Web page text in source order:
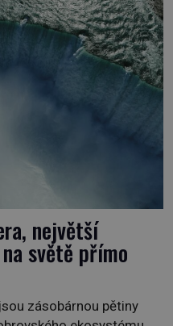
Uznávaná
prozkoumat
jste možná doposud
největší
světě přímo
zásobárnou pětiny